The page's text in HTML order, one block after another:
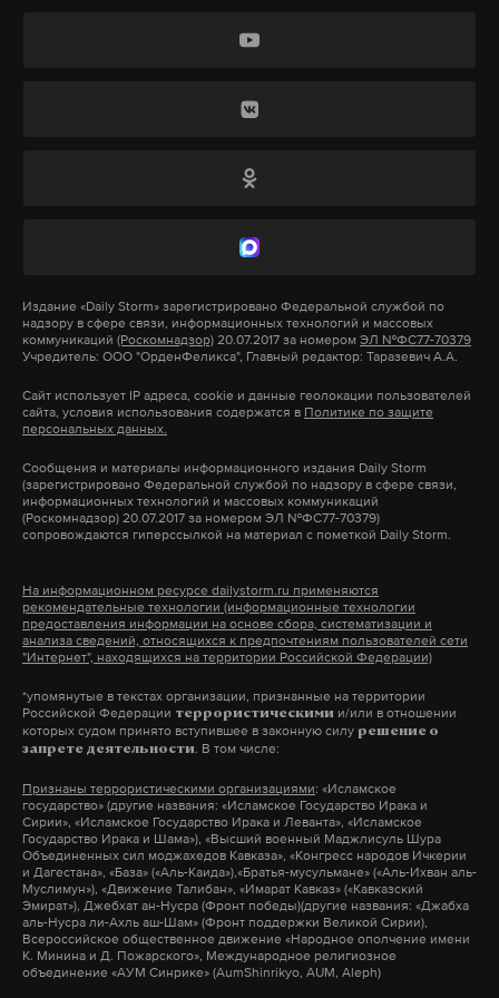
А еще мы есть вTelegram,Дзен иVK.
Дзен
#турция # россияне # дтп
Издание «Daily Storm» зарегистрировано Федеральной службой по
надзору в сфере связи, информационных технологий и массовых
коммуникаций (Роскомнадзор) 20.07.2017 за номером ЭЛ №ФС77-70379
Учредитель: ООО "ОрденФеликса", Главный редактор: Таразевич А.А.
Сайт использует IP адреса, cookie и данные геолокации пользователей
сайта, условия использования содержатся в Политике по защите
персональных данных.
Сообщения и материалы информационного издания Daily Storm
(зарегистрировано Федеральной службой по надзору в сфере связи,
информационных технологий и массовых коммуникаций
(Роскомнадзор) 20.07.2017 за номером ЭЛ №ФС77-70379)
сопровождаются гиперссылкой на материал с пометкой Daily Storm.
На информационном ресурсе dailystorm.ru применяются
рекомендательные технологии (информационные технологии
предоставления информации на основе сбора, систематизации и
анализа сведений, относящихся к предпочтениям пользователей сети
"Интернет", находящихся на территории Российской Федерации)
*упомянутые в текстах организации, признанные на территории
Российской Федерации террористическими и/или в отношении
которых судом принято вступившее в законную силу решение о
запрете деятельности. В том числе:
Признаны террористическими организациями: «Исламское
государство» (другие названия: «Исламское Государство Ирака и
Сирии», «Исламское Государство Ирака и Леванта», «Исламское
Государство Ирака и Шама»), «Высший военный Маджлисуль Шура
Объединенных сил моджахедов Кавказа», «Конгресс народов Ичкерии
и Дагестана», «База» («Аль-Каида»),«Братья-мусульмане» («Аль-Ихван аль-
Муслимун»), «Движение Талибан», «Имарат Кавказ» («Кавказский
Эмират»), Джебхат ан-Нусра (Фронт победы)(другие названия: «Джабха
аль-Нусра ли-Ахль аш-Шам» (Фронт поддержки Великой Сирии),
Всероссийское общественное движение «Народное ополчение имени
К. Минина и Д. Пожарского», Международное религиозное
объединение «АУМ Синрике» (AumShinrikyo, AUM, Aleph)